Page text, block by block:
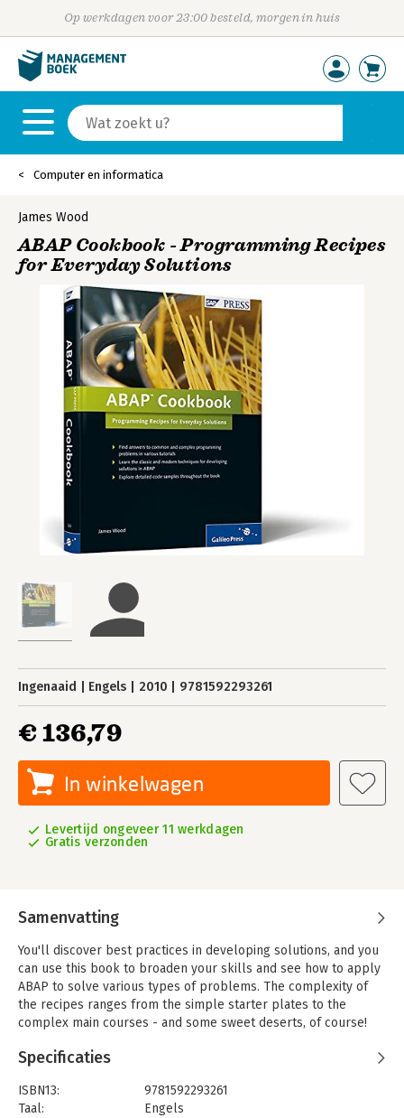
Op werkdagen voor 23:00 besteld, morgen in huis
Computer en informatica
James Wood
ABAP Cookbook - Programming Recipes
for Everyday Solutions
Ingenaaid Engels 2010 9781592293261
€ 136,79
In winkelwagen
Levertijd ongeveer 11 werkdagen
Gratis verzonden
Samenvatting
You'll discover best practices in developing solutions, and you
can use this book to broaden your skills and see how to apply
ABAP to solve various types of problems. The complexity of
the recipes ranges from the simple starter plates to the
complex main courses - and some sweet deserts, of course!
consolidated into an easy-to-read format. Many code samples,
best practices provided. Enjoy your ABAP meal!
Specificaties
ISBN13:
9781592293261
Taal:
Engels